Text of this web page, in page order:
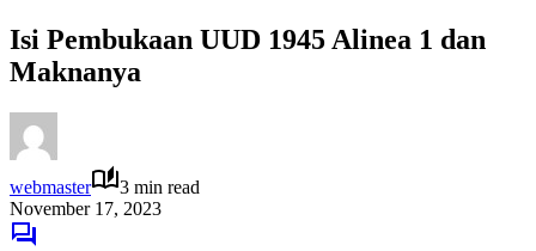
Isi Pembukaan UUD 1945 Alinea 1 dan
Maknanya
webmaster
3 min read
November 17, 2023